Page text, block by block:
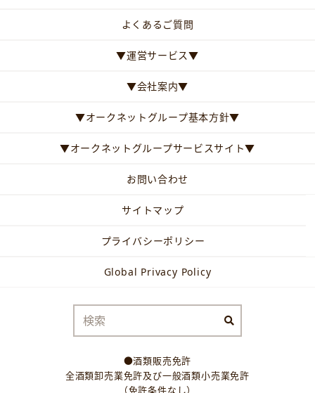
よくあるご質問
▼運営サービス▼
▼会社案内▼
▼オークネットグループ基本方針▼
▼オークネットグループサービスサイト▼
お問い合わせ
サイトマップ
プライバシーポリシー
Global Privacy Policy
●酒類販売免許
全酒類卸売業免許及び一般酒類小売業免許
（免許条件なし）